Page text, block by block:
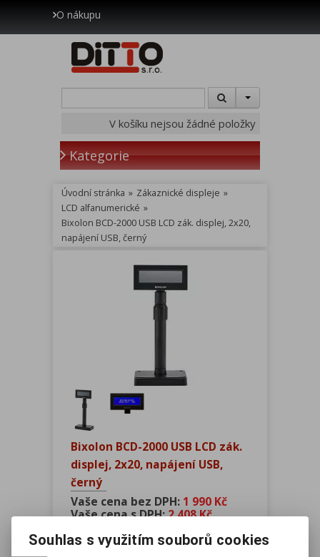
O nákupu
V košíku nejsou žádné položky
Kategorie
Úvodní stránka » Zákaznické displeje »
LCD alfanumerické »
Bixolon BCD-2000 USB LCD zák. displej, 2x20,
napájení USB, černý
Bixolon BCD-2000 USB LCD zák.
displej, 2x20, napájení USB,
černý
Vaše cena bez DPH: 1 990 Kč
Vaše cena s DPH:2 408 Kč
ks
Souhlas s využitím souborů cookies